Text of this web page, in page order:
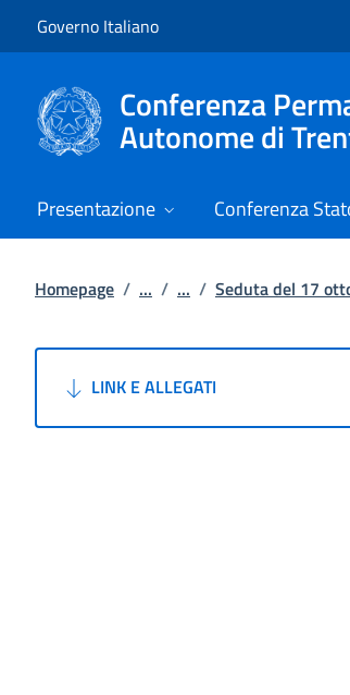
Governo Italiano
Conferenza
Autonome di
Presentazione Conferenza
Homepage / ... / ... / Seduta del 17
LINK E ALLEGATI